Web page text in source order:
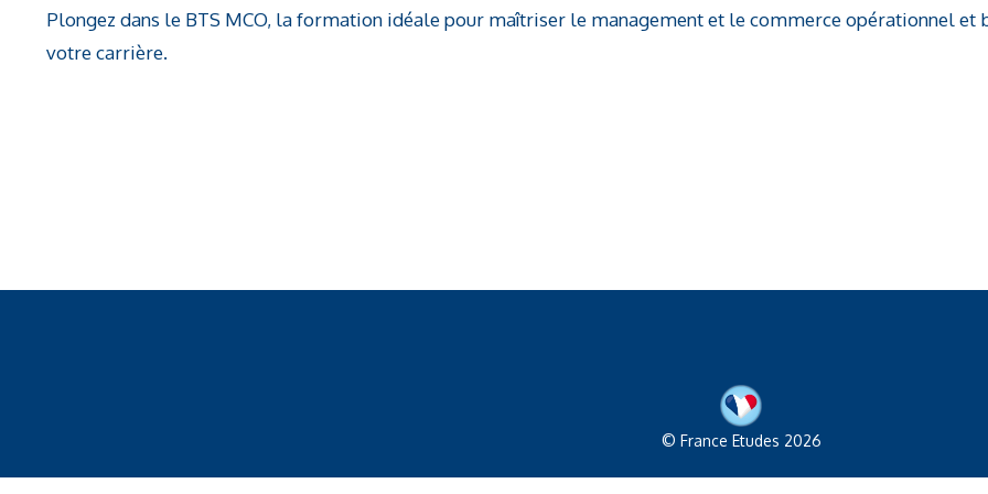
Plongez dans le BTS MCO, la formation idéale pour maîtriser le management et le commerce opérationnel et
votre carrière.
© France Etudes 2026